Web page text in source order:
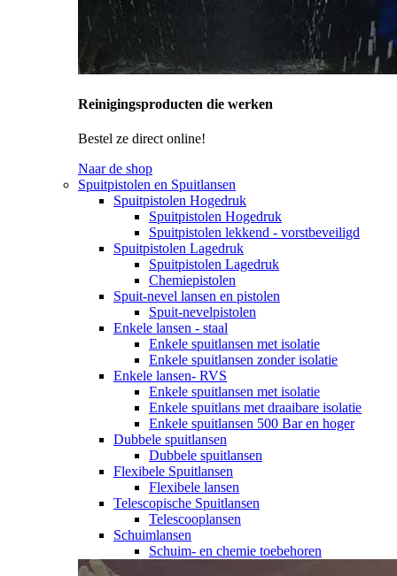
Reinigingsproducten die werken
Bestel ze direct online!
Naar de shop
Spuitpistolen en Spuitlansen
Spuitpistolen Hogedruk
Spuitpistolen Hogedruk
Spuitpistolen lekkend - vorstbeveiligd
Spuitpistolen Lagedruk
Spuitpistolen Lagedruk
Chemiepistolen
Spuit-nevel lansen en pistolen
Spuit-nevelpistolen
Enkele lansen - staal
Enkele spuitlansen met isolatie
Enkele spuitlansen zonder isolatie
Enkele lansen- RVS
Enkele spuitlansen met isolatie
Enkele spuitlans met draaibare isolatie
Enkele spuitlansen 500 Bar en hoger
Dubbele spuitlansen
Dubbele spuitlansen
Flexibele Spuitlansen
Flexibele lansen
Telescopische Spuitlansen
Telescooplansen
Schuimlansen
Schuim- en chemie toebehoren